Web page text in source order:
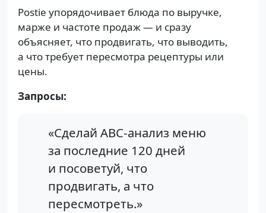
Postie упорядочивает блюда по выручке,
марже и частоте продаж — и сразу
объясняет, что продвигать, что выводить,
а что требует пересмотра рецептуры или
цены.
Запросы:
«Сделай ABC-анализ меню
за последние 120 дней
и посоветуй, что
продвигать, а что
пересмотреть.»